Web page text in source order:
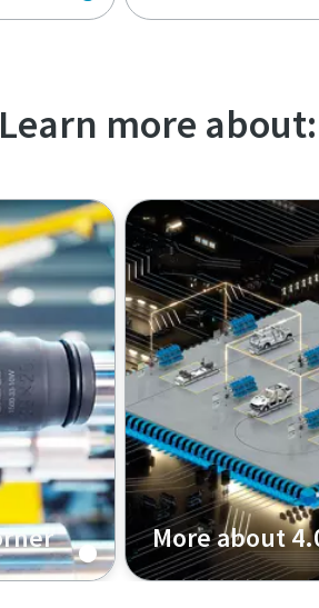
Learn more about:
More about